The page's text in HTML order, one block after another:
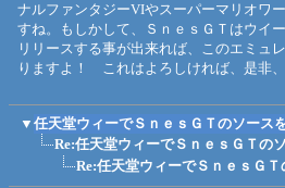
ナルファンタジーVIやスーパーマリオワ
すね。もしかして、ＳｎｅｓＧＴはウイ
リリースする事が出来れば、このエミュ
りますよ！ これはよろしければ、是非、
▼ 任天堂ウィーでＳｎｅｓＧＴのソース
Re:任天堂ウィーでＳｎｅｓＧＴの
Re:任天堂ウィーでＳｎｅｓＧ